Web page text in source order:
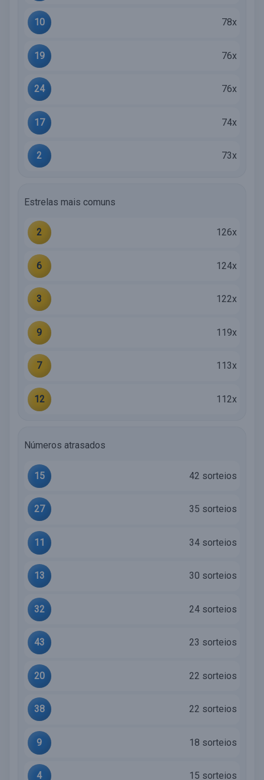
10 78x
19 76x
24 76x
17 74x
2 73x
Estrelas mais comuns
2 126x
6 124x
3 122x
9 119x
7 113x
12 112x
Números atrasados
15 42 sorteios
27 35 sorteios
11 34 sorteios
13 30 sorteios
32 24 sorteios
43 23 sorteios
20 22 sorteios
38 22 sorteios
9 18 sorteios
4 15 sorteios